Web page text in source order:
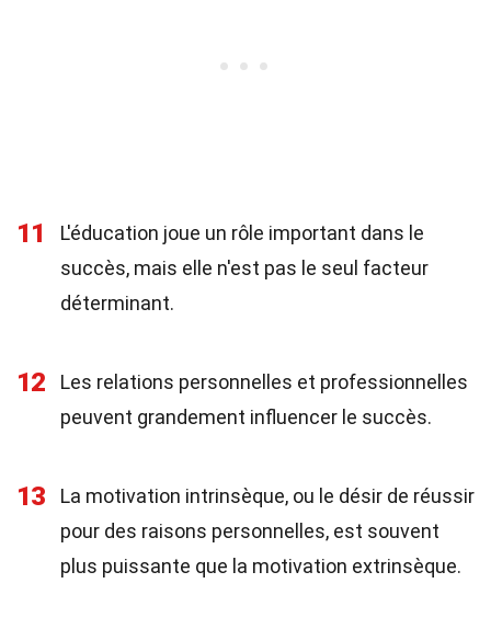
11
L'éducation joue un rôle important dans le
succès, mais elle n'est pas le seul facteur
déterminant.
12
Les relations personnelles et professionnelles
peuvent grandement influencer le succès.
13
La motivation intrinsèque, ou le désir de réussir
pour des raisons personnelles, est souvent
plus puissante que la motivation extrinsèque.